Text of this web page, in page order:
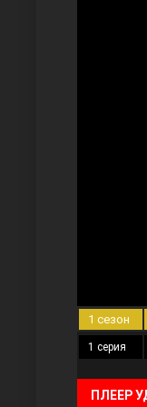
1 сезон
1 серия
ПЛЕЕР